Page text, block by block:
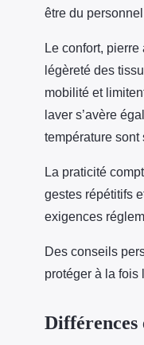
être du
Le confort,
légèreté des
mobilité et
laver s’avère
température sont
La praticité
gestes répétitifs
exigences
Des conseils
protéger à la fois
Différences